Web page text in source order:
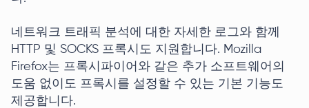
네트워크 트래픽 분석에 대한 자세한 로그와 함께
HTTP 및 SOCKS 프록시도 지원합니다. Mozilla
Firefox는 프록시파이어와 같은 추가 소프트웨어의
도움 없이도 프록시를 설정할 수 있는 기본 기능도
제공합니다.